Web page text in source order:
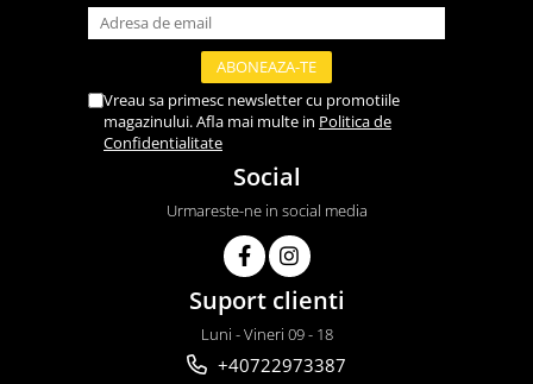
Vreau sa primesc newsletter cu promotiile
magazinului. Afla mai multe in Politica de
Confidentialitate
Social
Urmareste-ne in social media
Suport clienti
Luni - Vineri 09 - 18
+40722973387